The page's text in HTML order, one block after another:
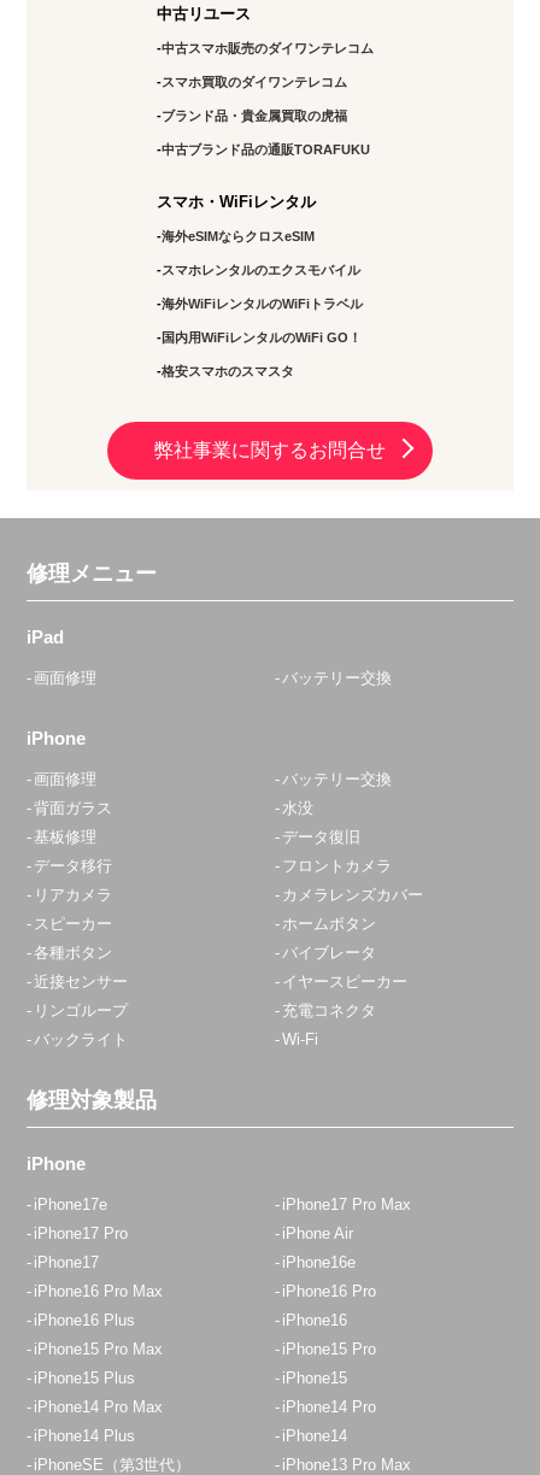
中古リユース
中古スマホ販売のダイワンテレコム
スマホ買取のダイワンテレコム
ブランド品・貴金属買取の虎福
中古ブランド品の通販TORAFUKU
スマホ・WiFiレンタル
海外eSIMならクロスeSIM
スマホレンタルのエクスモバイル
海外WiFiレンタルのWiFiトラベル
国内用WiFiレンタルのWiFi GO！
格安スマホのスマスタ
弊社事業に関するお問合せ
修理メニュー
iPad
画面修理 バッテリー交換
iPhone
画面修理
バッテリー交換
背面ガラス
水没
基板修理
データ復旧
データ移行
フロントカメラ
リアカメラ
カメラレンズカバー
スピーカー
ホームボタン
各種ボタン
バイブレータ
近接センサー
イヤースピーカー
リンゴループ
充電コネクタ
バックライト
Wi-Fi
修理対象製品
iPhone
iPhone17e
iPhone17 Pro Max
iPhone17 Pro
iPhone Air
iPhone17
iPhone16e
iPhone16 Pro Max
iPhone16 Pro
iPhone16 Plus
iPhone16
iPhone15 Pro Max
iPhone15 Pro
iPhone15 Plus
iPhone15
iPhone14 Pro Max
iPhone14 Pro
iPhone14 Plus
iPhone14
iPhoneSE（第3世代）
iPhone13 Pro Max